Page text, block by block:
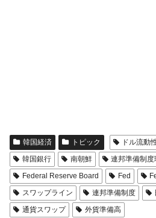
韓国経済 トピック ドル流動
韓国銀行
南朝鮮
連邦準備制度
Federal Reserve Board
Fed
スワップライン
連邦準備制度
通貨スワップ
外貨準備高